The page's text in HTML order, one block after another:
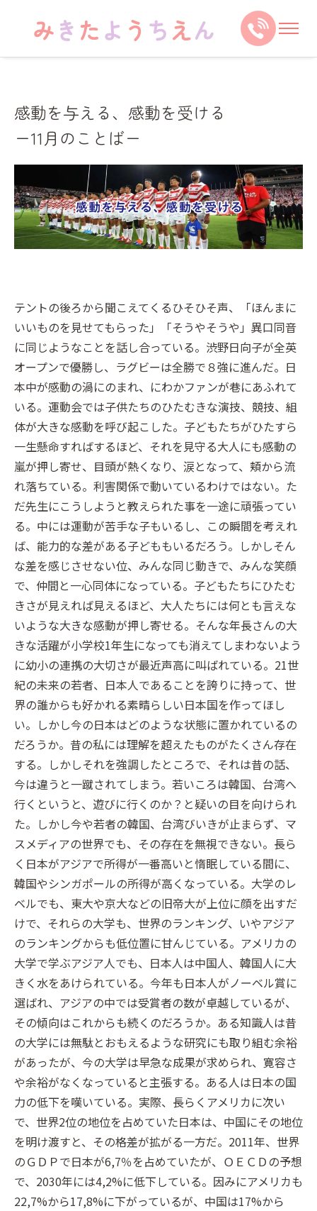
感動を与える、感動を受ける
ー11月のことばー
テントの後ろから聞こえてくるひそひそ声、「ほんまに
いいものを見せてもらった」「そうやそうや」異口同音
に同じようなことを話し合っている。渋野日向子が全英
オープンで優勝し、ラグビーは全勝で８強に進んだ。日
本中が感動の渦にのまれ、にわかファンが巷にあふれて
いる。運動会では子供たちのひたむきな演技、競技、組
体が大きな感動を呼び起こした。子どもたちがひたすら
一生懸命すればするほど、それを見守る大人にも感動の
嵐が押し寄せ、目頭が熱くなり、涙となって、頬から流
れ落ちている。利害関係で動いているわけではない。た
だ先生にこうしようと教えられた事を一途に頑張ってい
る。中には運動が苦手な子もいるし、この瞬間を考えれ
ば、能力的な差がある子どももいるだろう。しかしそん
な差を感じさせない位、みんな同じ動きで、みんな笑顔
で、仲間と一心同体になっている。子どもたちにひたむ
きさが見えれば見えるほど、大人たちには何とも言えな
いような大きな感動が押し寄せる。そんな年長さんの大
きな活躍が小学校1年生になっても消えてしまわないよう
に幼小の連携の大切さが最近声高に叫ばれている。21世
紀の未来の若者、日本人であることを誇りに持って、世
界の誰からも好かれる素晴らしい日本国を作ってほし
い。しかし今の日本はどのような状態に置かれているの
だろうか。昔の私には理解を超えたものがたくさん存在
する。しかしそれを強調したところで、それは昔の話、
今は違うと一蹴されてしまう。若いころは韓国、台湾へ
行くというと、遊びに行くのか？と疑いの目を向けられ
た。しかし今や若者の韓国、台湾びいきが止まらず、マ
スメディアの世界でも、その存在を無視できない。長ら
く日本がアジアで所得が一番高いと惰眠している間に、
韓国やシンガポールの所得が高くなっている。大学のレ
ベルでも、東大や京大などの旧帝大が上位に顔を出すだ
けで、それらの大学も、世界のランキング、いやアジア
のランキングからも低位置に甘んじている。アメリカの
大学で学ぶアジア人でも、日本人は中国人、韓国人に大
きく水をあけられている。今年も日本人がノーベル賞に
選ばれ、アジアの中では受賞者の数が卓越しているが、
その傾向はこれからも続くのだろうか。ある知識人は昔
の大学には無駄とおもえるような研究にも取り組む余裕
があったが、今の大学は早急な成果が求められ、寛容さ
や余裕がなくなっていると主張する。ある人は日本の国
力の低下を嘆いている。実際、長らくアメリカに次い
で、世界2位の地位を占めていた日本は、中国にその地位
を明け渡すと、その格差が拡がる一方だ。2011年、世界
のＧＤＰで日本が6,7％を占めていたが、ＯＥＣＤの予想
で、2030年には4,2%に低下している。因みにアメリカも
22,7%から17,8%に下がっているが、中国は17%から